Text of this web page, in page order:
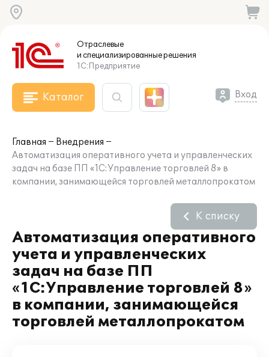
Отраслевые
и специализированныерешения
1С:Предприятие
Каталог Вход
Главная
Внедрения
Автоматизация оперативного учета и управленческих
задач на базе ПП «1С:Управление торговлей 8» в
компании, занимающейся торговлей металлопрокатом
Автоматизация оперативного
учета и управленческих
задач на базе ПП
«1С:Управление торговлей 8»
в компании, занимающейся
торговлей металлопрокатом
К списку